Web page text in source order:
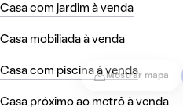
Mostrar mapa
Casa com jardim à venda
Casa mobiliada à venda
Casa com piscina à venda
Casa próximo ao metrô à venda